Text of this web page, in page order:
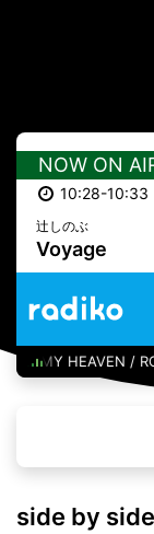
NOW ON
10:28-10:33
辻しのぶ
Voyage
MY HEAVEN /
side by